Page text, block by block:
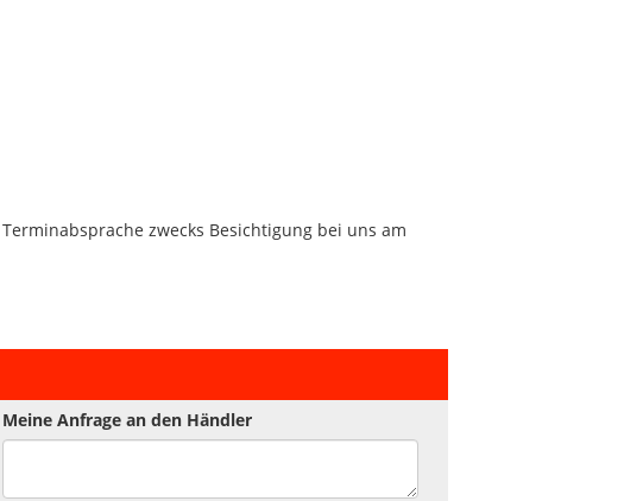
zwecks Besichtigung bei uns am
Meine Anfrage an den Händler